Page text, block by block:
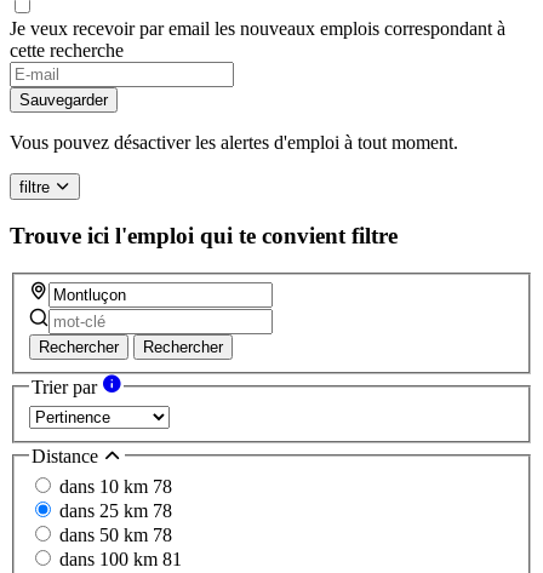
Je veux recevoir par email les nouveaux emplois correspondant à
cette recherche
If
you
are
a
human,
ignore
this
field
Sauvegarder
Vous pouvez désactiver les alertes d'emploi à tout moment.
filtre
Trouve ici l'emploi qui te convient filtre
Rechercher Rechercher
Trier par
Distance
dans 10 km 78
dans 25 km 78
dans 50 km 78
dans 100 km 81